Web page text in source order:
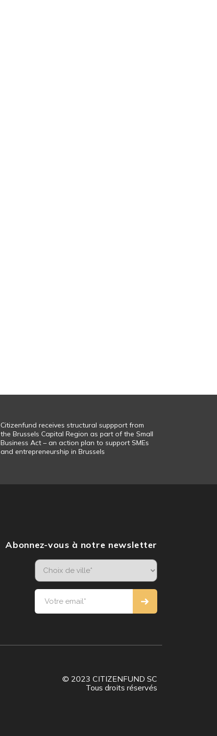
Citizenfund receives structural suppport from
the Brussels Capital Region as part of the Small
Business Act – an action plan to support SMEs
and entrepreneurship in Brussels
Abonnez-vous à notre newsletter
© 2023 CITIZENFUND SC
Tous droits réservés